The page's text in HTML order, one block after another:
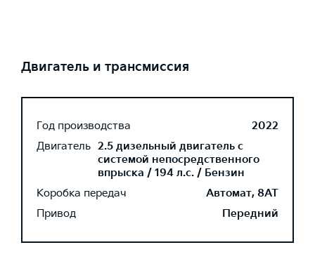
Двигатель и трансмиссия
Год производства
2022
Двигатель 2.5 дизельный двигатель с
системой непосредственного
впрыска / 194 л.с. / Бензин
Коробка передач
Автомат, 8AT
Привод
Передний